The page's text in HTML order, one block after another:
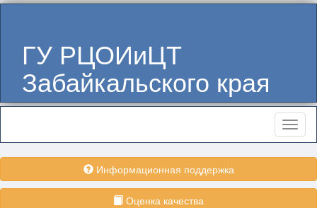
ГУ РЦОИиЦТ
Забайкальского края
Меню
Информационная поддержка
Оценка качества